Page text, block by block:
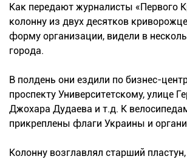
Как передают журналисты «Первого
колонну из двух десятков
форму организации, видели в
города.
В полдень они ездили по бизнес-
проспекту Университетскому, улице
Джохара Дудаева и т.д. К
прикреплены флаги Украины и
Колонну возглавлял старший